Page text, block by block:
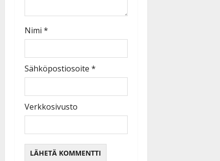
Nimi *
Sähköpostiosoite *
Verkkosivusto